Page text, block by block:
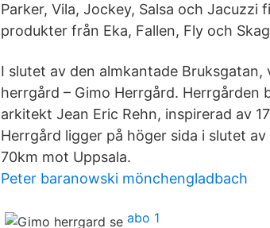
Parker, Vila, Jockey, Salsa och
produkter från Eka, Fallen, Fly och
I slutet av den almkantade
herrgård – Gimo Herrgård.
arkitekt Jean Eric Rehn, inspirerad av
Herrgård ligger på höger sida i slutet
70km mot Uppsala.
Peter baranowski mönchengladbach
abo 1